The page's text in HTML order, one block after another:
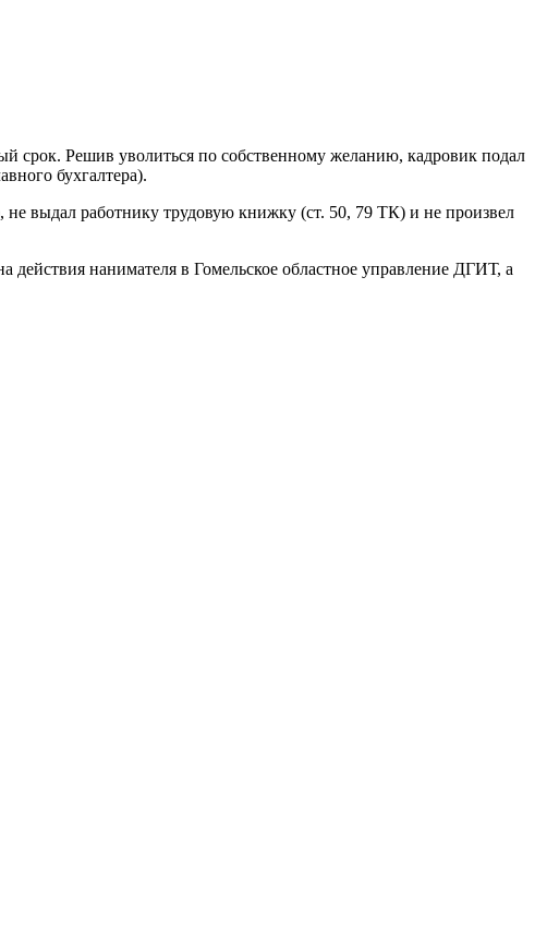
срок. Решив уволиться по собственному желанию, кадровик подал
бухгалтера).
выдал работнику трудовую книжку (ст. 50, 79 ТК) и не произвел
нанимателя в Гомельское областное управление ДГИТ, а